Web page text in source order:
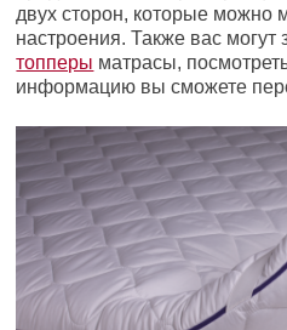
двух сторон, которые можно
настроения. Также вас могут
топперы матрасы,
информацию вы сможете